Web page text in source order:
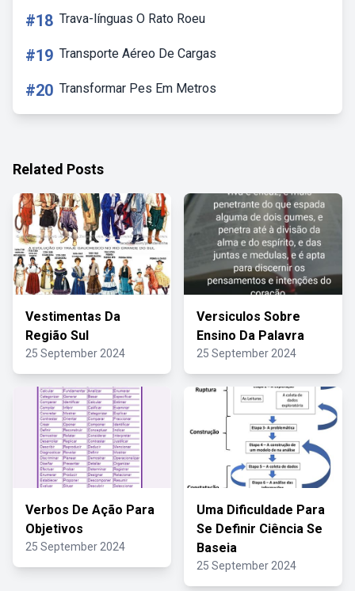
#18 Trava-línguas O Rato Roeu
#19 Transporte Aéreo De Cargas
#20 Transformar Pes Em Metros
Related Posts
Vestimentas Da
Região Sul
25 September 2024
Versiculos Sobre
Ensino Da Palavra
25 September 2024
Verbos De Ação Para
Objetivos
25 September 2024
Uma Dificuldade Para
Se Definir Ciência Se
Baseia
25 September 2024